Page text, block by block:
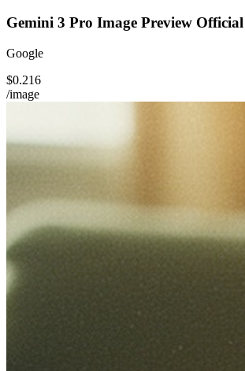
Gemini 3 Pro Image Preview
Google
$0.216
/image